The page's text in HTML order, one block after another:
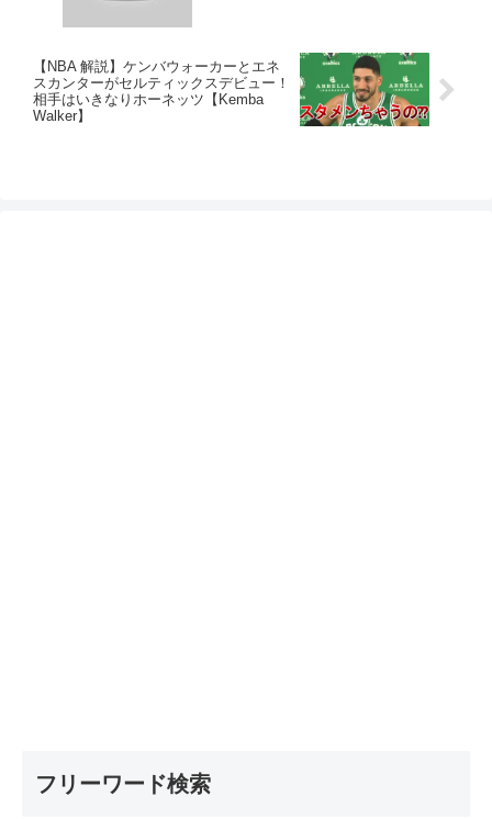
【NBA 解説】ケンバウォーカーとエネ
スカンターがセルティックスデビュー！
相手はいきなりホーネッツ【Kemba
Walker】
フリーワード検索